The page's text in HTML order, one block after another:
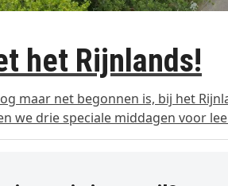
het Rijnlands!
maar net begonnen is, bij het
we drie speciale middagen voor